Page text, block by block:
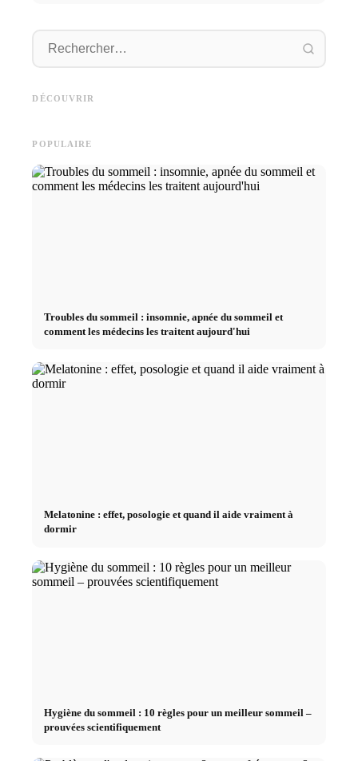
DÉCOUVRIR
sociaux : plus de ventes grâce
au marketing en ligne ciblé
POPULAIRE
Troubles du sommeil : insomnie, apnée du sommeil et
comment les médecins les traitent aujourd'hui
Melatonine : effet, posologie et quand il aide vraiment à
dormir
Hygiène du sommeil : 10 règles pour un meilleur sommeil –
prouvées scientifiquement